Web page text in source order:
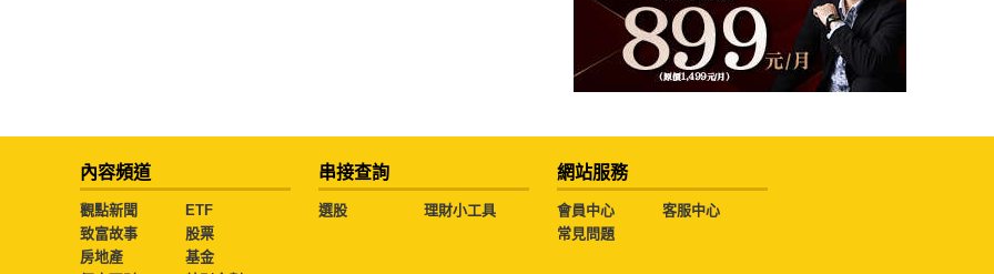
內容頻道
觀點新聞
ETF
致富故事
股票
房地產
基金
串接查詢
選股 理財小工具
網站服務
會員中心
客服中心
常見問題